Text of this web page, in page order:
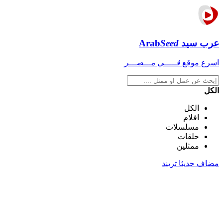
عرب سيد ArabSeed
اسرع موقع فـــــي مـــصـــر
الكل
الكل
افلام
مسلسلات
حلقات
ممثلين
مضاف حديثا تريند